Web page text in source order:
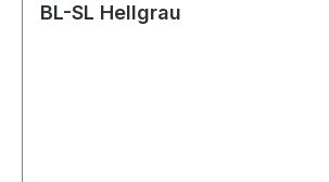
BL-SL Hellgrau